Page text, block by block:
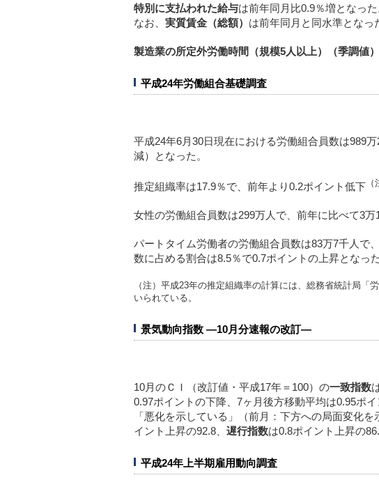
特別に支払われた給与は前年同月比0.9％増となった
なお、 実質賃金（総額） は前年同月と同水準となっ
製造業の所定外労働時間（規模5人以上）（季調値）
平成24年労働組合基礎調査
平成24年6月30日現在における労働組合員数は989
減）となった。
推定組織率は17.9％で、前年より0.2ポイント低下 （
女性の労働組合員数は299万人で、前年に比べて3万
パートタイム労働者の労働組合員数は83万7千人で
数に占める割合は8.5％で0.7ポイントの上昇となった
（注）平成23年の推定組織率の計算には、総務省統計局
いられている。
景気動向指数 ―10月分速報の改訂―
10月のＣＩ（改訂値・平成17年＝100）の一致指数
0.97ポイントの下降、7ヶ月後方移動平均は0.95ポ
「悪化を示している」（前月：下方への局面変化を
イント上昇の92.8、 遅行指数は0.8ポイント上昇の
平成24年上半期雇用動向調査